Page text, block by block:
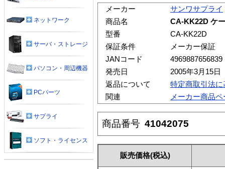
メーカー
サンワサプライ
商品名
CA-KK22D ケ
型番
CA-KK22D
保証条件
メーカー保証
JANコード
4969887656839
発売日
2005年3月15日
返品について
特定商取引法
関連
メーカー商品ペ
商品番号 41042075
販売価格(税込)
ネットワーク
サーバ・ストレージ
パソコン・周辺機器
PCパーツ
サプライ
ソフト・ライセンス